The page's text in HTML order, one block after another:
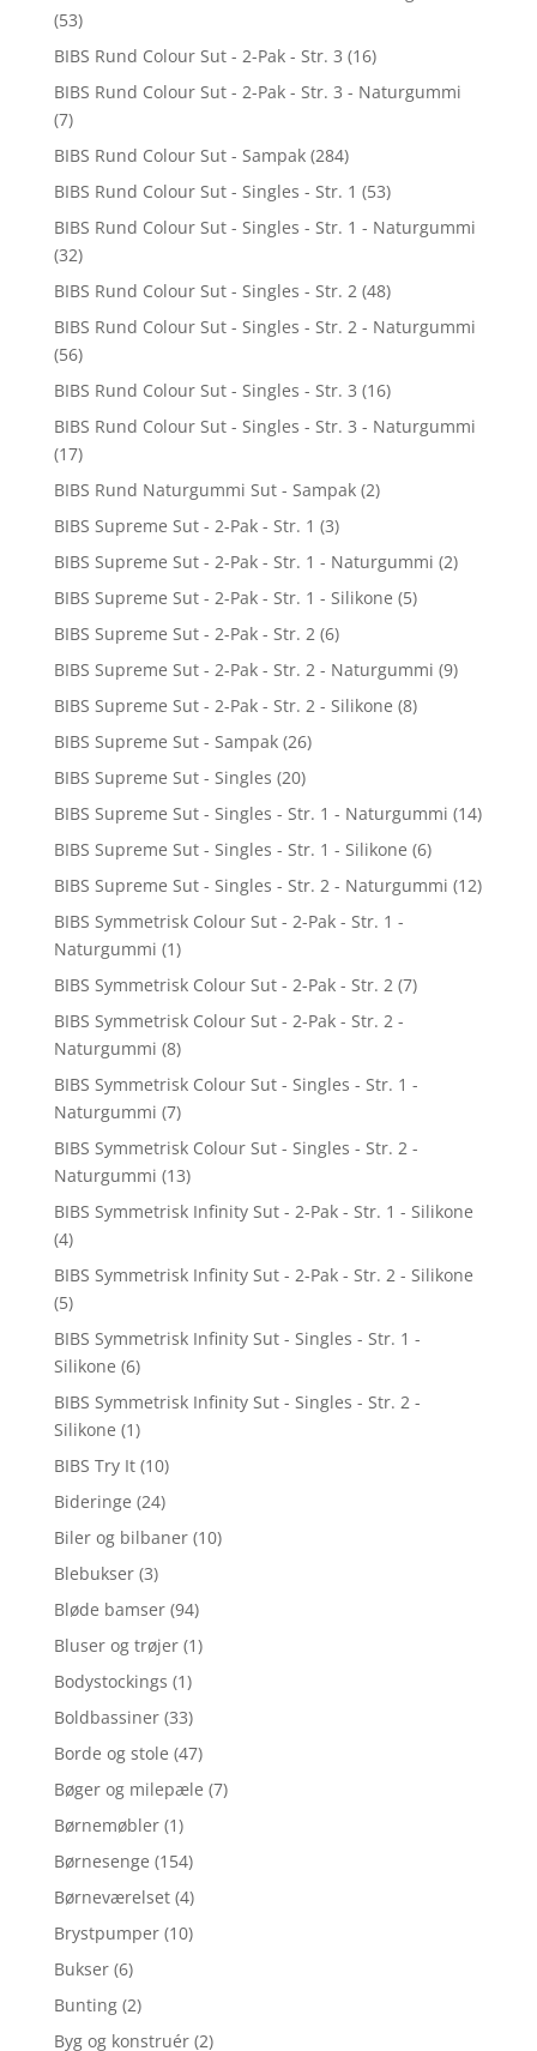
(53)
BIBS Rund Colour Sut - 2-Pak - Str. 3 (16)
BIBS Rund Colour Sut - 2-Pak - Str. 3 - Naturgummi
(7)
BIBS Rund Colour Sut - Sampak (284)
BIBS Rund Colour Sut - Singles - Str. 1 (53)
BIBS Rund Colour Sut - Singles - Str. 1 - Naturgummi
(32)
BIBS Rund Colour Sut - Singles - Str. 2 (48)
BIBS Rund Colour Sut - Singles - Str. 2 - Naturgummi
(56)
BIBS Rund Colour Sut - Singles - Str. 3 (16)
BIBS Rund Colour Sut - Singles - Str. 3 - Naturgummi
(17)
BIBS Rund Naturgummi Sut - Sampak (2)
BIBS Supreme Sut - 2-Pak - Str. 1 (3)
BIBS Supreme Sut - 2-Pak - Str. 1 - Naturgummi (2)
BIBS Supreme Sut - 2-Pak - Str. 1 - Silikone (5)
BIBS Supreme Sut - 2-Pak - Str. 2 (6)
BIBS Supreme Sut - 2-Pak - Str. 2 - Naturgummi (9)
BIBS Supreme Sut - 2-Pak - Str. 2 - Silikone (8)
BIBS Supreme Sut - Sampak (26)
BIBS Supreme Sut - Singles (20)
BIBS Supreme Sut - Singles - Str. 1 - Naturgummi (14)
BIBS Supreme Sut - Singles - Str. 1 - Silikone (6)
BIBS Supreme Sut - Singles - Str. 2 - Naturgummi (12)
BIBS Symmetrisk Colour Sut - 2-Pak - Str. 1 -
Naturgummi (1)
BIBS Symmetrisk Colour Sut - 2-Pak - Str. 2 (7)
BIBS Symmetrisk Colour Sut - 2-Pak - Str. 2 -
Naturgummi (8)
BIBS Symmetrisk Colour Sut - Singles - Str. 1 -
Naturgummi (7)
BIBS Symmetrisk Colour Sut - Singles - Str. 2 -
Naturgummi (13)
BIBS Symmetrisk Infinity Sut - 2-Pak - Str. 1 - Silikone
(4)
BIBS Symmetrisk Infinity Sut - 2-Pak - Str. 2 - Silikone
(5)
BIBS Symmetrisk Infinity Sut - Singles - Str. 1 -
Silikone (6)
BIBS Symmetrisk Infinity Sut - Singles - Str. 2 -
Silikone (1)
BIBS Try It (10)
Bideringe (24)
Biler og bilbaner (10)
Blebukser (3)
Bløde bamser (94)
Bluser og trøjer (1)
Bodystockings (1)
Boldbassiner (33)
Borde og stole (47)
Bøger og milepæle (7)
Børnemøbler (1)
Børnesenge (154)
Børneværelset (4)
Brystpumper (10)
Bukser (6)
Bunting (2)
Byg og konstruér (2)